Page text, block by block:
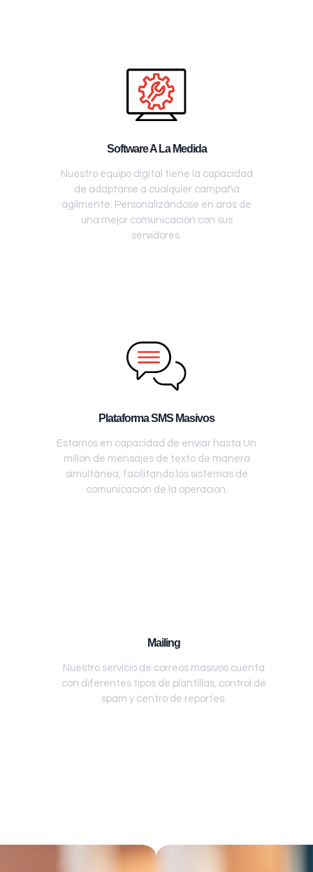
Software A La Medida
Nuestro equipo digital tiene la capacidad
de adaptarse a cualquier campaña
ágilmente. Personalizándose en aras de
una mejor comunicación con sus
servidores.
Plataforma SMS Masivos
Estamos en capacidad de enviar hasta Un
millón de mensajes de texto de manera
simultánea, facilitando los sistemas de
comunicación de la operación.
Mailing
Nuestro servicio de correos masivos cuenta
con diferentes tipos de plantillas, control de
spam y centro de reportes.